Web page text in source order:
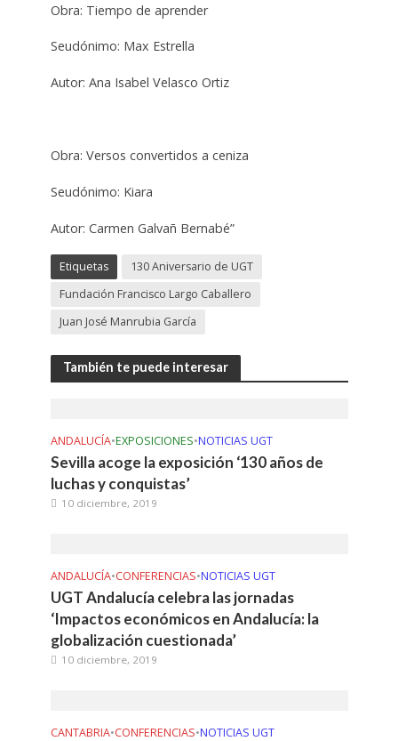
Obra: Tiempo de aprender
Seudónimo: Max Estrella
Autor: Ana Isabel Velasco Ortiz
Obra: Versos convertidos a ceniza
Seudónimo: Kiara
Autor: Carmen Galvañ Bernabé”
Etiquetas
130 Aniversario de UGT
Fundación Francisco Largo Caballero
Juan José Manrubia García
También te puede interesar
ANDALUCÍA•EXPOSICIONES•NOTICIAS UGT
Sevilla acoge la exposición ‘130 años de
luchas y conquistas’
10 diciembre, 2019
ANDALUCÍA•CONFERENCIAS•NOTICIAS UGT
UGT Andalucía celebra las jornadas
‘Impactos económicos en Andalucía: la
globalización cuestionada’
10 diciembre, 2019
CANTABRIA•CONFERENCIAS•NOTICIAS UGT